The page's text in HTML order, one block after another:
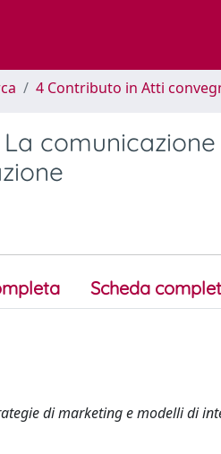
4 Contributo in Atti
Scheda
di marketing e modelli di